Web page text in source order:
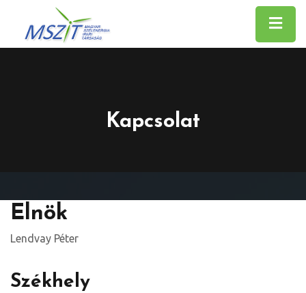
Kapcsolat
Elnök
Lendvay Péter
Székhely